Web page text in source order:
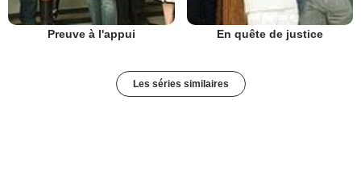
Preuve à l'appui En quête de justice
Les séries similaires